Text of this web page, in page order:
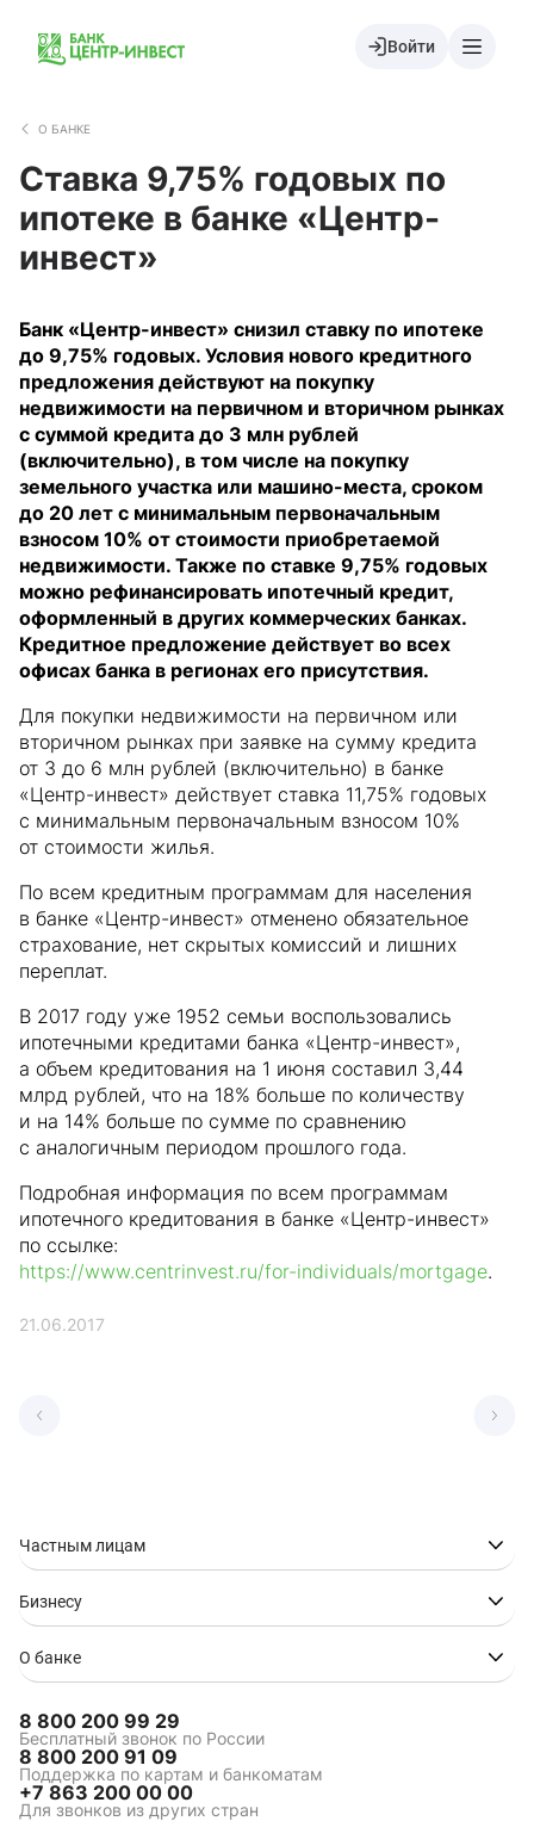
Войти
О БАНКЕ
Ставка 9,75% годовых по
ипотеке в банке «Центр-
инвест»
Банк «Центр-инвест» снизил ставку по ипотеке
до 9,75% годовых. Условия нового кредитного
предложения действуют на покупку
недвижимости на первичном и вторичном рынках
с суммой кредита до 3 млн рублей
(включительно), в том числе на покупку
земельного участка или машино-места, сроком
до 20 лет с минимальным первоначальным
взносом 10% от стоимости приобретаемой
недвижимости. Также по ставке 9,75% годовых
можно рефинансировать ипотечный кредит,
оформленный в других коммерческих банках.
Кредитное предложение действует во всех
офисах банка в регионах его присутствия.
Для покупки недвижимости на первичном или
вторичном рынках при заявке на сумму кредита
от 3 до 6 млн рублей (включительно) в банке
«Центр-инвест» действует ставка 11,75% годовых
с минимальным первоначальным взносом 10%
от стоимости жилья.
По всем кредитным программам для населения
в банке «Центр-инвест» отменено обязательное
страхование, нет скрытых комиссий и лишних
переплат.
В 2017 году уже 1952 семьи воспользовались
ипотечными кредитами банка «Центр-инвест»,
а объем кредитования на 1 июня составил 3,44
млрд рублей, что на 18% больше по количеству
и на 14% больше по сумме по сравнению
с аналогичным периодом прошлого года.
Подробная информация по всем программам
ипотечного кредитования в банке «Центр-инвест»
по ссылке:
https://www.centrinvest.ru/for-individuals/mortgage.
21.06.2017
Частным лицам
Бизнесу
О банке
8 800 200 99 29
Бесплатный звонок по России
8 800 200 91 09
Поддержка по картам и банкоматам
+7 863 200 00 00
Для звонков из других стран